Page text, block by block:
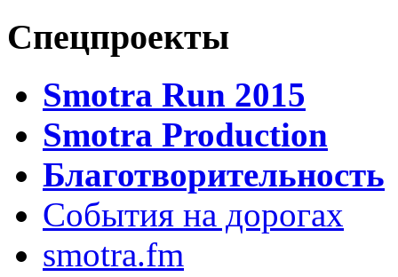
Спецпроекты
Smotra Run 2015
Smotra Production
Благотворительность
События на дорогах
smotra.fm